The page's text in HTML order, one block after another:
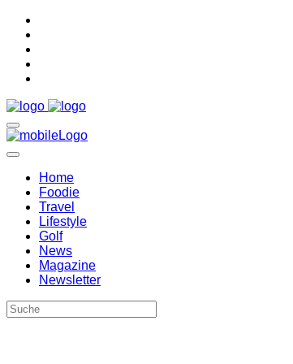
Home
Foodie
Travel
Lifestyle
Golf
News
Magazine
Newsletter